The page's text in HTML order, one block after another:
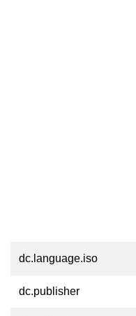
dc.language.iso
dc.publisher